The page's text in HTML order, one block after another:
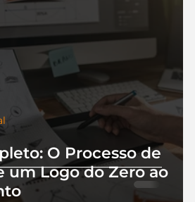
O Processo de
um Logo do Zero ao